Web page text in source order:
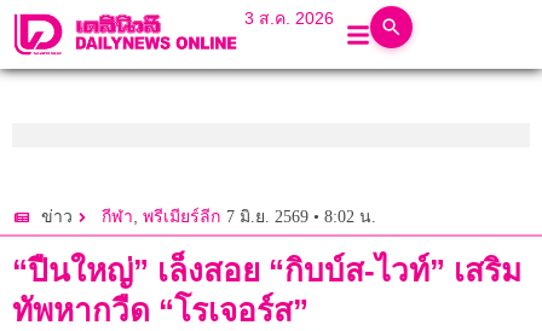
3 ส.ค. 2026
ข่าว กีฬา, พรีเมียร์ลีก 7 มิ.ย. 2569 • 8:02 น.
“ปืนใหญ่” เล็งสอย “กิบบ์ส-ไวท์” เสริม
ทัพหากวืด “โรเจอร์ส”